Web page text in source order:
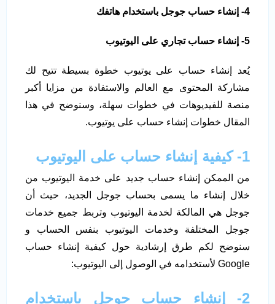
4- إنشاء حساب جوجل باستخدام هاتفك
5- إنشاء حساب تجاري على اليوتيوب
يُعد إنشاء حساب على يوتيوب خطوة بسيطة تتيح لك
مشاركة المحتوى مع العالم والاستفادة من مزايا أكبر
منصة للفيديوهات في خطوات سهلة، وسنوضح في هذا
المقال خطوات إنشاء حساب على يوتيوب.
1- كيفية إنشاء حساب على اليوتيوب
من الممكن إنشاء حساب جديد على خدمة اليوتيوب من
خلال إنشاء ما يسمى بحساب جوجل الجديد، حيث أن
جوجل هي المالكة لخدمة اليوتيوب وتربط جميع خدمات
جوجل المختلفة وخدمات اليوتيوب بنفس الحساب و
سنوضح لكم طرق إرشادية حول كيفية إنشاء حساب
Google لأستخدامه في الوصول إلى اليوتيوب:
2- إنشاء حساب جوجل باستخدام